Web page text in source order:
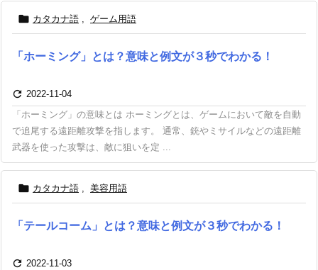
 カタカナ語 , ゲーム用語
「ホーミング」とは？意味と例文が３秒でわかる！
 2022-11-04
「ホーミング」の意味とは ホーミングとは、ゲームにおいて敵を自動
で追尾する遠距離攻撃を指します。 通常、銃やミサイルなどの遠距離
武器を使った攻撃は、敵に狙いを定 ...
 カタカナ語 , 美容用語
「テールコーム」とは？意味と例文が３秒でわかる！
 2022-11-03